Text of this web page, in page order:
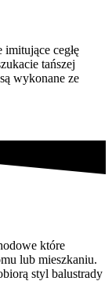
cegłę
tańszej
wykonane ze
które
lub mieszkaniu.
styl balustrady